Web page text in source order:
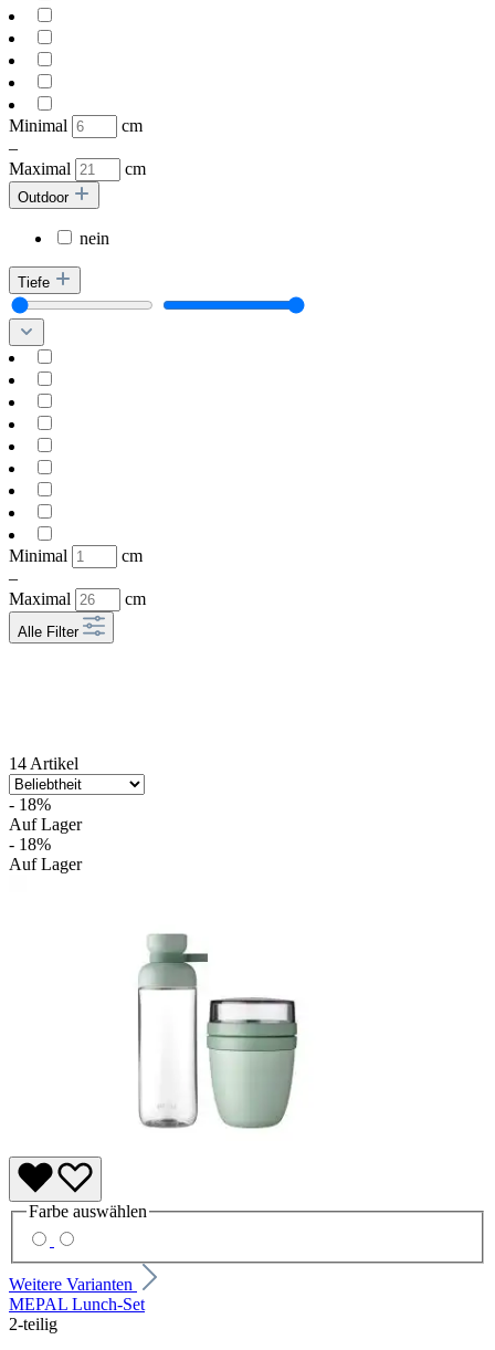
Minimal
cm
–
Maximal
cm
Outdoor
nein
Tiefe
Minimal
cm
–
Maximal
cm
Alle Filter
14 Artikel
- 18%
Auf Lager
- 18%
Auf Lager
Farbe auswählen
Weitere Varianten
MEPAL Lunch-Set
2-teilig